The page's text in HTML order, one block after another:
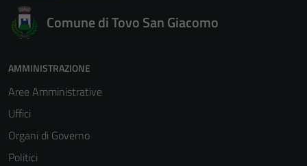
Comune di Tovo San Giacomo
AMMINISTRAZIONE
Aree Amministrative
Uffici
Organi di Governo
Politici